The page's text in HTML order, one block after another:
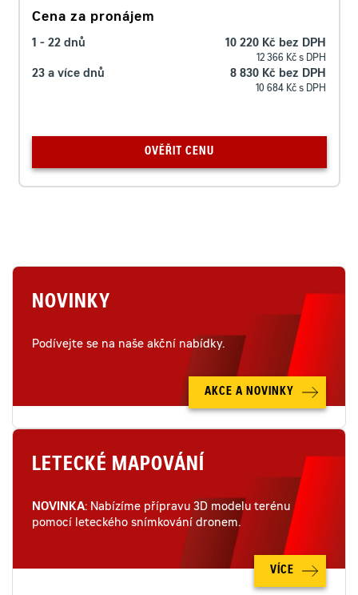
Cena za pronájem
1 - 22 dnů 10 220 Kč bez DPH
12 366 Kč s DPH
23 a více dnů 8 830 Kč bez DPH
10 684 Kč s DPH
OVĚŘIT CENU
NOVINKY
Podívejte se na naše akční nabídky.
AKCE A NOVINKY
LETECKÉ MAPOVÁNÍ
NOVINKA: Nabízíme přípravu 3D modelu terénu
pomocí leteckého snímkování dronem.
VÍCE